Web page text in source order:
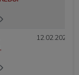
12.02.2026